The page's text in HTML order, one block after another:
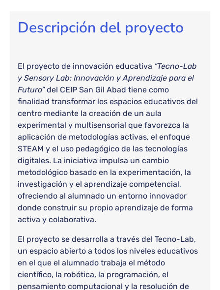
Descripción del proyecto
El proyecto de innovación educativa “Tecno-Lab
y Sensory Lab: Innovación y Aprendizaje para el
Futuro”del CEIP San Gil Abad tiene como
finalidad transformar los espacios educativos del
centro mediante la creación de un aula
experimental y multisensorial que favorezca la
aplicación de metodologías activas, el enfoque
STEAM y el uso pedagógico de las tecnologías
digitales. La iniciativa impulsa un cambio
metodológico basado en la experimentación, la
investigación y el aprendizaje competencial,
ofreciendo al alumnado un entorno innovador
donde construir su propio aprendizaje de forma
activa y colaborativa.
El proyecto se desarrolla a través del Tecno-Lab,
un espacio abierto a todos los niveles educativos
en el que el alumnado trabaja el método
científico, la robótica, la programación, el
pensamiento computacional y la resolución de